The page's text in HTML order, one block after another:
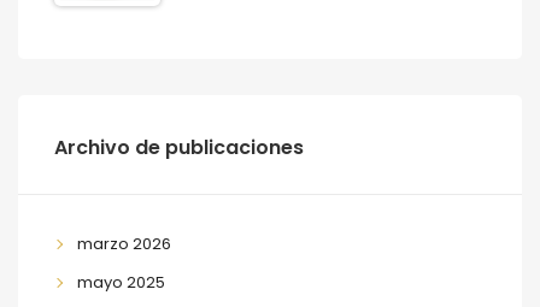
Archivo de publicaciones
marzo 2026
mayo 2025